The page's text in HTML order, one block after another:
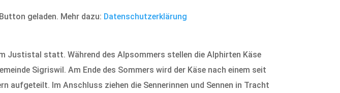
geladen. Mehr dazu: Datenschutzerklärung
Justistal statt. Während des Alpsommers stellen die Alphirten Käse
Sigriswil. Am Ende des Sommers wird der Käse nach einem seit
aufgeteilt. Im Anschluss ziehen die Sennerinnen und Sennen in Tracht